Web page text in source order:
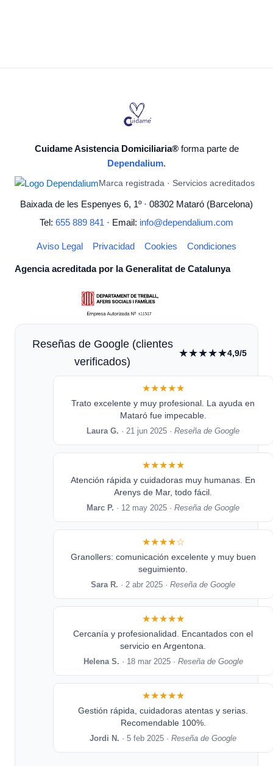
Cuidame Asistencia Domiciliaria®forma parte de
Dependalium.
Marca registrada · Servicios acreditados
Baixada de les Espenyes 6, 1º · 08302 Mataró (Barcelona)
Tel: 655 889 841 · Email: info@dependalium.com
Aviso Legal Privacidad Cookies Condiciones
Agencia acreditada por la Generalitat de Catalunya
Reseñas de Google (clientes
verificados)
★★★★★4,9/5
★★★★★
Trato excelente y muy profesional. La ayuda en
Mataró fue impecable.
Laura G. · 21 jun 2025 ·Reseña de Google
★★★★★
Atención rápida y cuidadoras muy humanas. En
Arenys de Mar, todo fácil.
Marc P. · 12 may 2025 ·Reseña de Google
★★★★☆
Granollers: comunicación excelente y muy buen
seguimiento.
Sara R. · 2 abr 2025 ·Reseña de Google
★★★★★
Cercanía y profesionalidad. Encantados con el
servicio en Argentona.
Helena S. · 18 mar 2025 · Reseña de Google
★★★★★
Gestión rápida, cuidadoras atentas y serias.
Recomendable 100%.
Jordi N. · 5 feb 2025 ·Reseña de Google